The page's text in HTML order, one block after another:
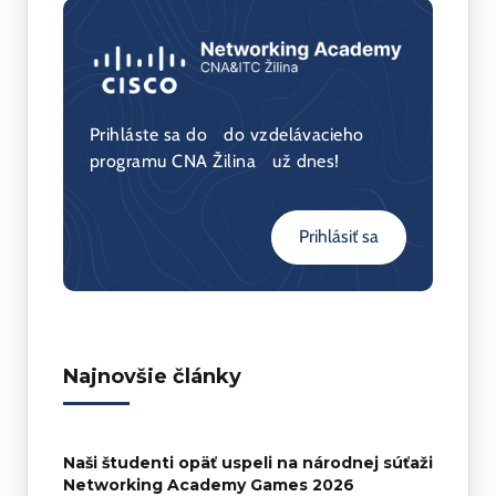
TCP/IP networking and programming
Internet Protocol Basics and Internet
Prihláste sa do do vzdelávacieho
programu CNA Žilina už dnes!
Prihlásiť sa
Najnovšie články
Naši študenti opäť uspeli na národnej súťaži
Networking Academy Games 2026